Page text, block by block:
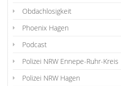
Obdachlosigkeit
Phoenix Hagen
Podcast
Polizei NRW Ennepe-Ruhr-Kreis
Polizei NRW Hagen